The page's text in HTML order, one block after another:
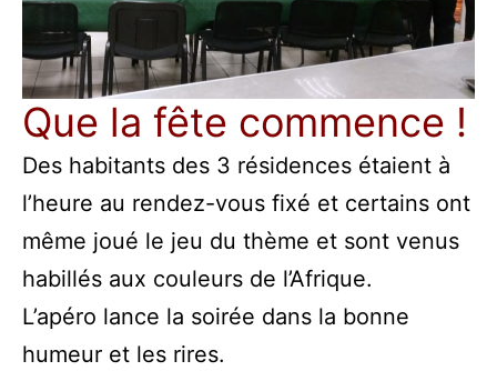
Que la fête commence !
Des habitants des 3 résidences étaient à
l’heure au rendez-vous fixé et certains ont
même joué le jeu du thème et sont venus
habillés aux couleurs de l’Afrique.
L’apéro lance la soirée dans la bonne
humeur et les rires.